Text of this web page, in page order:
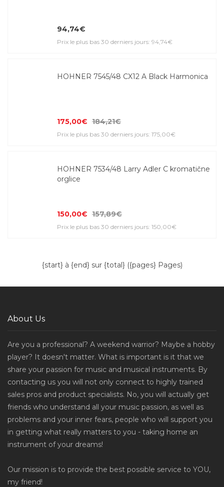
94,74€
Prix le plus bas 30 derniers jours: 94,74€
HOHNER 7545/48 CX12 A Black Harmonica
175,00€ 184,21€
Prix le plus bas 30 derniers jours: 175,00€
HOHNER 7534/48 Larry Adler C kromatične
orglice
150,00€ 157,89€
Prix le plus bas 30 derniers jours: 150,00€
{start} à {end} sur {total} ({pages} Pages)
About Us
Are you a professional? A weekend warrior? Maybe a hobby
player? It doesn't matter. What is important is it that we
share your passion for music and musical instruments. By
contacting us you will not only connect to highly trained
sales pros and product specialists. No, you will actually get
friends who understand all your music passion, as well as
problems and your inner fears, people who will support you
in getting what really matters to you - taking home an
instrument of your dreams!
Our mission is to provide the best possible service to YOU,
my friend!